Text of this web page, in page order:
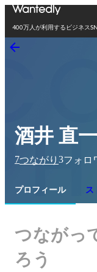
400万人が利用するビジネス
酒井 直一
7つながり 3フォロ
プロフィール ス
つながっ
ろう